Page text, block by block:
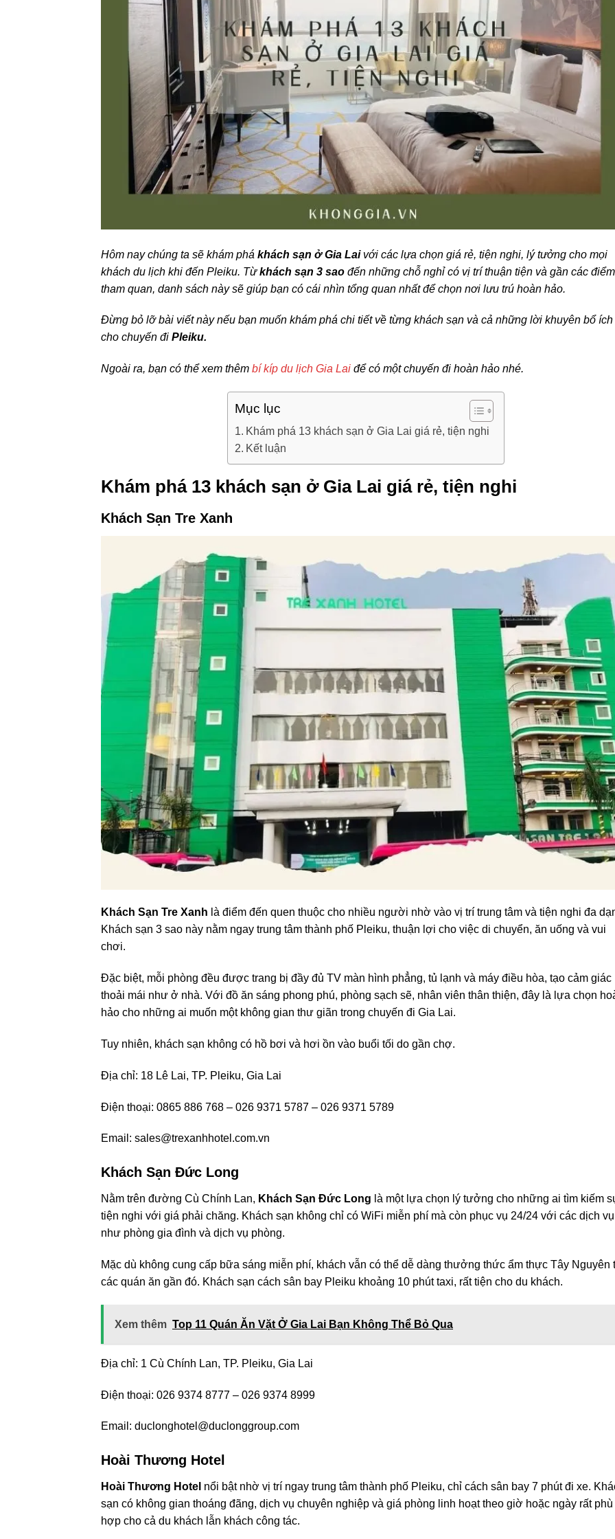
Hôm nay chúng ta sẽ khám phá khách sạn ở Gia Laivới các lựa chọn giá rẻ, tiện nghi, lý tưởng cho mọi
khách du lịch khi đến Pleiku. Từkhách sạn 3 sao đến những chỗ nghỉ có vị trí thuận tiện và gần các điểm
tham quan, danh sách này sẽ giúp bạn có cái nhìn tổng quan nhất để chọn nơi lưu trú hoàn hảo.
Đừng bỏ lỡ bài viết này nếu bạn muốn khám phá chi tiết về từng khách sạn và cả những lời khuyên bổ ích
cho chuyến đi Pleiku.
Ngoài ra, bạn có thể xem thêm bí kíp du lịch Gia Lai để có một chuyến đi hoàn hảo nhé.
Mục lục
Khám phá 13 khách sạn ở Gia Lai giá rẻ, tiện nghi
Kết luận
Khám phá 13 khách sạn ở Gia Lai giá rẻ, tiện nghi
Khách Sạn Tre Xanh
Khách Sạn Tre Xanh là điểm đến quen thuộc cho nhiều người nhờ vào vị trí trung tâm và tiện nghi đa
Khách sạn 3 sao này nằm ngay trung tâm thành phố Pleiku, thuận lợi cho việc di chuyển, ăn uống và vui
chơi.
Đặc biệt, mỗi phòng đều được trang bị đầy đủ TV màn hình phẳng, tủ lạnh và máy điều hòa, tạo cảm giác
thoải mái như ở nhà. Với đồ ăn sáng phong phú, phòng sạch sẽ, nhân viên thân thiện, đây là lựa chọn
hảo cho những ai muốn một không gian thư giãn trong chuyến đi Gia Lai.
Tuy nhiên, khách sạn không có hồ bơi và hơi ồn vào buổi tối do gần chợ.
Địa chỉ: 18 Lê Lai, TP. Pleiku, Gia Lai
Điện thoại: 0865 886 768 – 026 9371 5787 – 026 9371 5789
Email: sales@trexanhhotel.com.vn
Khách Sạn Đức Long
Nằm trên đường Cù Chính Lan, Khách Sạn Đức Long là một lựa chọn lý tưởng cho những ai tìm kiếm
tiện nghi với giá phải chăng. Khách sạn không chỉ có WiFi miễn phí mà còn phục vụ 24/24 với các dịch vụ
như phòng gia đình và dịch vụ phòng.
Mặc dù không cung cấp bữa sáng miễn phí, khách vẫn có thể dễ dàng thưởng thức ẩm thực Tây Nguyên
các quán ăn gần đó. Khách sạn cách sân bay Pleiku khoảng 10 phút taxi, rất tiện cho du khách.
Xem thêm Top 11 Quán Ăn Vặt Ở Gia Lai Bạn Không Thể Bỏ Qua
Địa chỉ: 1 Cù Chính Lan, TP. Pleiku, Gia Lai
Điện thoại: 026 9374 8777 – 026 9374 8999
Email: duclonghotel@duclonggroup.com
Hoài Thương Hotel
Hoài Thương Hotel nổi bật nhờ vị trí ngay trung tâm thành phố Pleiku, chỉ cách sân bay 7 phút đi xe.
sạn có không gian thoáng đãng, dịch vụ chuyên nghiệp và giá phòng linh hoạt theo giờ hoặc ngày rất phù
hợp cho cả du khách lẫn khách công tác.